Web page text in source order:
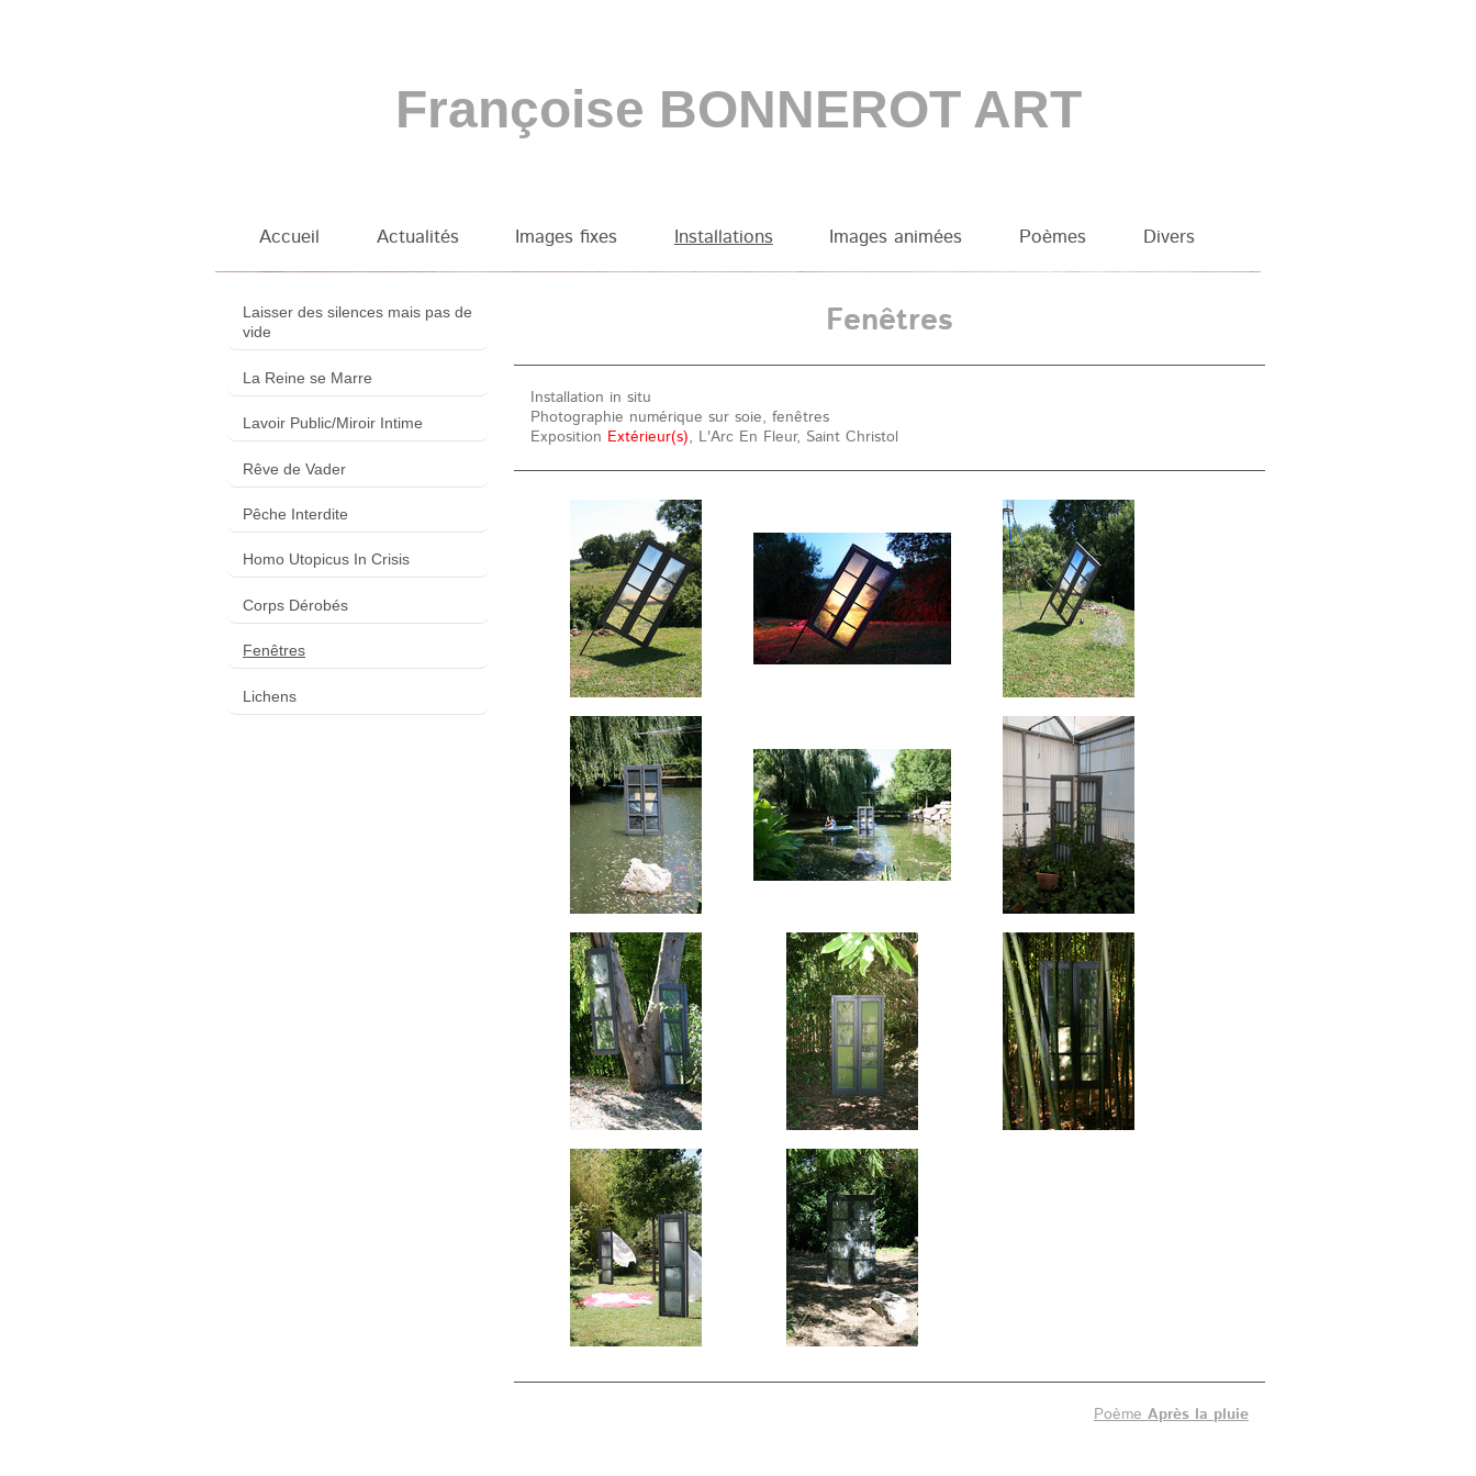
Françoise BONNEROT ART
Accueil Actualités Images fixes Installations Images animées Poèmes Divers
Fenêtres
Installation in situ
Photographie numérique sur soie, fenêtres
Exposition Extérieur(s), L'Arc En Fleur, Saint Christol
PoèmeAprès la pluie
Laisser des silences mais pas de
vide
La Reine se Marre
Lavoir Public/Miroir Intime
Rêve de Vader
Pêche Interdite
Homo Utopicus In Crisis
Corps Dérobés
Fenêtres
Lichens